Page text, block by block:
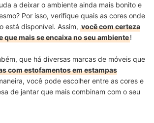
a deixar o ambiente ainda mais bonito e
Por isso, verifique quais as cores onde
está disponível. Assim, você com certeza
que mais se encaixa no seu ambiente!
que há diversas marcas de móveis que
com estofamentos em estampas
você pode escolher entre as cores e
de jantar que mais combinam com o seu